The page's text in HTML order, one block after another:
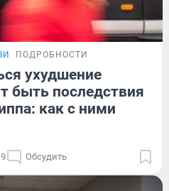
ПОДРОБНОСТИ
ухудшение
быть последствия
как с ними
Обсудить